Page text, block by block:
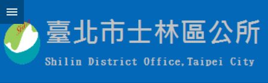
跳到主要內容區塊